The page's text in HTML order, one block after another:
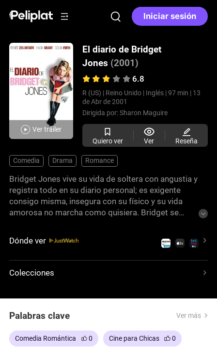
Iniciar sesión
Ver tráiler
El diario de Bridget
Jones (2001)
6.8
R (US) | Reino Unido | Inglés | 97 min | 13
de Abr de 2001
Dirigida por:Sharon Maguire
Quiero ver Ver Reseña
Comedia Drama Romance
Bridget Jones vive su vida de soltera con angustia y
registra todo en su diario personal; es exigente
consigo misma, insegura con su físico y su vida
amorosa no marcha como quisiera. Bridget se
vecino de la infancia. Basada en la novela de Helen
Prejuicio, y cuenta con una querible Renée
Dónde ver
Colecciones
Palabras clave Ver más
Comedia Romántica 0 Cine para Chicas 0